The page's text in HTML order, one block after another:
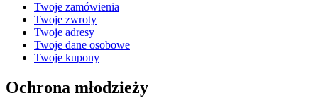
Twoje zamówienia
Twoje zwroty
Twoje adresy
Twoje dane osobowe
Twoje kupony
Ochrona młodzieży